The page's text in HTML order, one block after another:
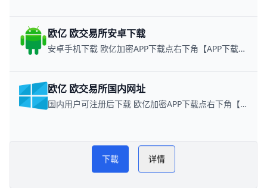
欧亿 欧交易所安卓下载
安卓手机下载 欧亿加密APP下载点右下角【APP下载】联系客服 每日更新可用链接
欧亿 欧交易所国内网址
国内用户可注册后下载 欧亿加密APP下载点右下角【APP下载】联系客服 每日更新可用链接
易欧交易所下载方法指南
NOW
下載 详情